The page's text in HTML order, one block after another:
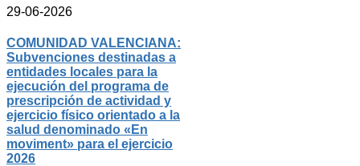
29-06-2026
COMUNIDAD VALENCIANA:
Subvenciones destinadas a
entidades locales para la
ejecución del programa de
prescripción de actividad y
ejercicio físico orientado a la
salud denominado «En
moviment» para el ejercicio
2026